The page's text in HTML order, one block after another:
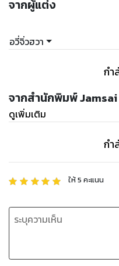
จากผู้แต่ง
อวี่จิ่วฮวา
กำ
จากสำนักพิมพ์
ดูเพิ่มเติม
กำ
ให้5 คะแนน